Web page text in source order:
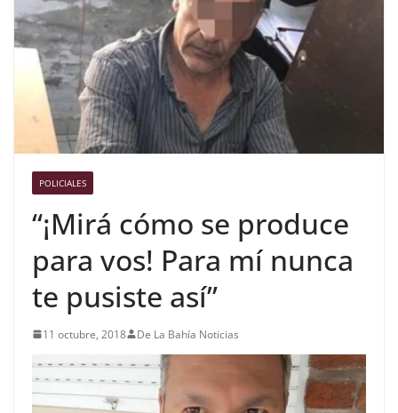
POLICIALES
“¡Mirá cómo se produce
para vos! Para mí nunca
te pusiste así”
11 octubre, 2018 De La Bahía Noticias